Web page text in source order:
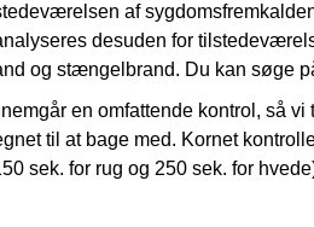
af
desuden for
og stængelbrand. Du kan søge
en omfattende kontrol, så
til at bage med. Kornet
sek. for rug og 250 sek. for